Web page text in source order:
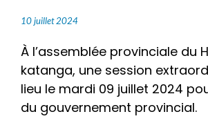
10 juillet 2024
À l’assemblée provinciale du
katanga, une session
lieu le mardi 09 juillet 2024
du gouvernement provincial.